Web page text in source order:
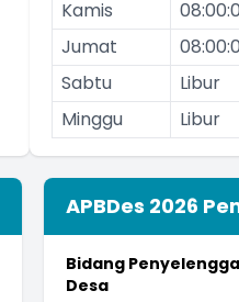
Kamis
Jumat
Sabtu
Libur
Minggu
Libur
APBDes 2026
Bidang
Desa